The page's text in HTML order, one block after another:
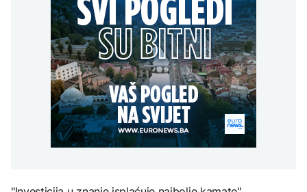
aktivan, gust dim
otežava gašenje iz zraka
AKTUELNO
Požar kod Konjica i dalje
aktivan, gust dim
otežava gašenje iz zraka
Grčka dronovima
kontrolisala više od 300
plaža zbog nelegalnog
zauzimanja obale
Španija postavila
ultimatum Italiji da ukine
granične kontrole
FOKUS
Amerikanci
upozoravaju: Putin bi
mogao testirati NATO
ograničenim napadom,
djece moraju platiti 942
miliona dolara
KULTURA
Rat i pijesak prijete
drevnim piramidama
Meroe u Sudanu